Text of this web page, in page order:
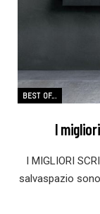
BEST OF...
I
I MIGLIORI
salvaspazio